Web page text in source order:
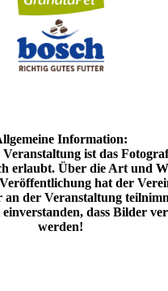
Information:
ist das
erlaubt. Über die Art und
hat der
an der Veranstaltung
dass Bilder
werden!